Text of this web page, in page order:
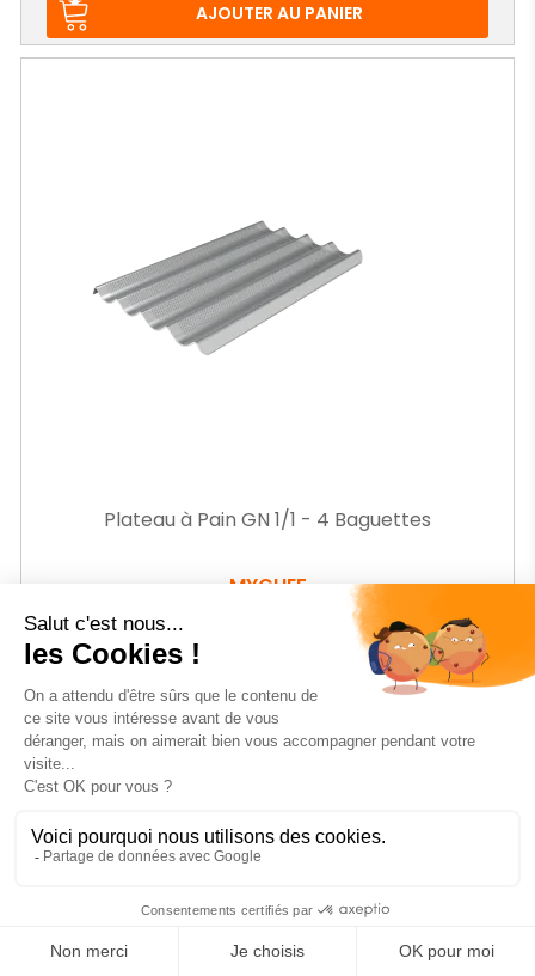
AJOUTER AU PANIER
Plateau à Pain GN 1/1 - 4 Baguettes
MYCHEF
-21%
Prix
Prix
base
173,08 € HT 135€13HT